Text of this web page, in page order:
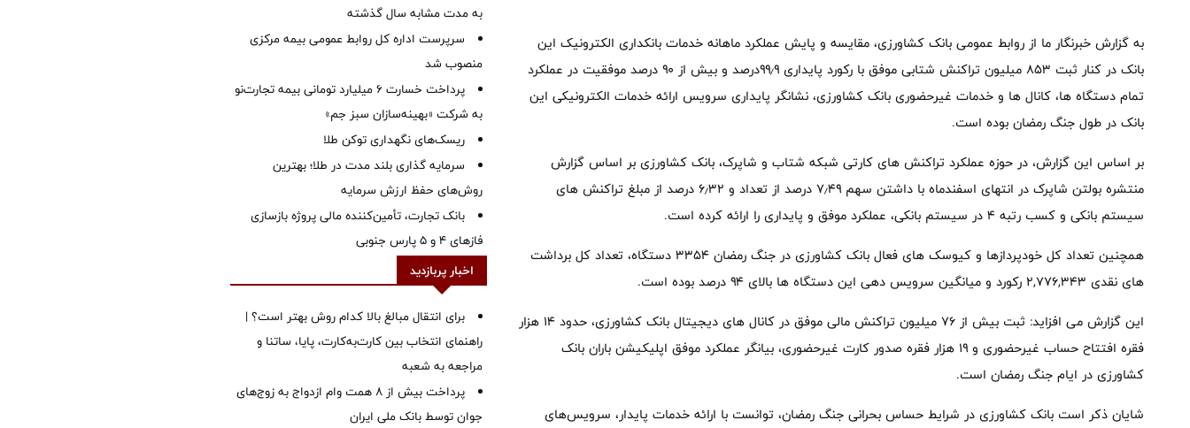
به گزارش خبرنگار ما از روابط عمومی بانک کشاورزی، مقایسه و پایش عملکرد ماهانه خدمات بانکداری الکترونیک این
بانک در کنار ثبت ۸۵۳ میلیون تراکنش شتابی موفق با رکورد پایداری ۹۹٫۹درصد و بیش از ۹۰ درصد موفقیت در عملکرد
تمام دستگاه ها، کانال ها و خدمات غیرحضوری بانک کشاورزی، نشانگر پایداری سرویس ارائه خدمات الکترونیکی این
بانک در طول جنگ رمضان بوده است.
بر اساس این گزارش، در حوزه عملکرد تراکنش های کارتی شبکه شتاب و شاپرک، بانک کشاورزی بر اساس گزارش
منتشره بولتن شاپرک در انتهای اسفندماه با داشتن سهم ۷٫۴۹ درصد از تعداد و ۶٫۳۲ درصد از مبلغ تراکنش های
سیستم بانکی و کسب رتبه ۴ در سیستم بانکی، عملکرد موفق و پایداری را ارائه کرده است.
همچنین تعداد کل خودپردازها و کیوسک های فعال بانک کشاورزی در جنگ رمضان ۳۳۵۴ دستگاه، تعداد کل برداشت
های نقدی ۲,۷۷۶,۳۴۳ رکورد و میانگین سرویس دهی این دستگاه ها بالای ۹۴ درصد بوده است.
این گزارش می افزاید: ثبت بیش از ۷۶ میلیون تراکنش مالی موفق در کانال های دیجیتال بانک کشاورزی، حدود ۱۴ هزار
فقره افتتاح حساب غیرحضوری و ۱۹ هزار فقره صدور کارت غیرحضوری، بیانگر عملکرد موفق اپلیکیشن باران بانک
کشاورزی در ایام جنگ رمضان است.
شایان ذکر است بانک کشاورزی در شرایط حساس بحرانی جنگ رمضان، توانست با ارائه خدمات پایدار، سرویس‌های
به مدت مشابه سال گذشته
سرپرست اداره كل روابط عمومی بیمه مركزی
منصوب شد
پرداخت خسارت ۶ میلیارد تومانی بیمه تجارت‌نو
به شرکت «بهینه‌سازان سبز جم»
ریسک‌های نگهداری توکن طلا
سرمایه گذاری بلند مدت در طلا؛ بهترین
روش‌های حفظ ارزش سرمایه
بانک تجارت، تأمین‌کننده مالی پروژه بازسازی
فازهای ۴ و ۵ پارس جنوبی
اخبار پربازدید
برای انتقال مبالغ بالا کدام روش بهتر است؟ |
راهنمای انتخاب بین کارت‌به‌کارت، پایا، ساتنا و
مراجعه به شعبه
پرداخت بیش از ۸ همت وام ازدواج به زوج‌های
جوان توسط بانک ملی ایران